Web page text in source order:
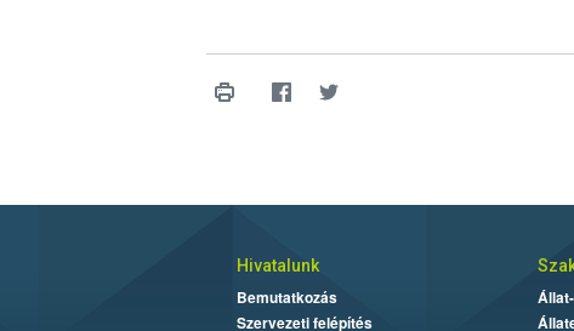
Hivatalunk
Bemutatkozás
Szervezeti felépítés